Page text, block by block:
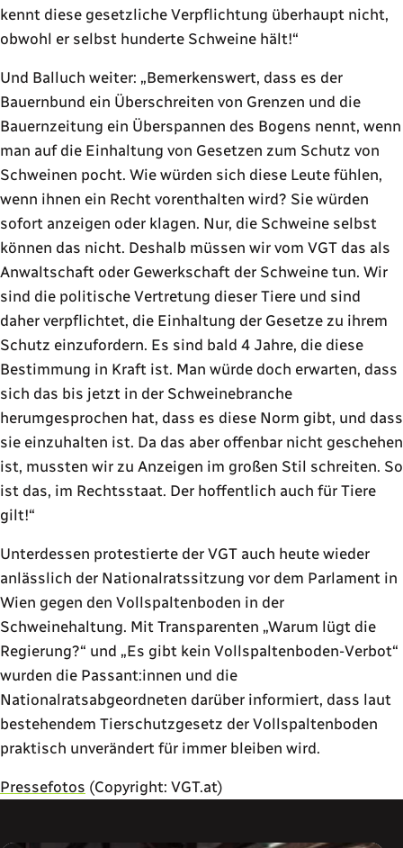
kennt diese gesetzliche Verpflichtung überhaupt nicht,
obwohl er selbst hunderte Schweine hält!“
Und Balluch weiter: „Bemerkenswert, dass es der
Bauernbund ein Überschreiten von Grenzen und die
Bauernzeitung ein Überspannen des Bogens nennt, wenn
man auf die Einhaltung von Gesetzen zum Schutz von
Schweinen pocht. Wie würden sich diese Leute fühlen,
wenn ihnen ein Recht vorenthalten wird? Sie würden
sofort anzeigen oder klagen. Nur, die Schweine selbst
können das nicht. Deshalb müssen wir vom VGT das als
Anwaltschaft oder Gewerkschaft der Schweine tun. Wir
sind die politische Vertretung dieser Tiere und sind
daher verpflichtet, die Einhaltung der Gesetze zu ihrem
Schutz einzufordern. Es sind bald 4 Jahre, die diese
Bestimmung in Kraft ist. Man würde doch erwarten, dass
sich das bis jetzt in der Schweinebranche
herumgesprochen hat, dass es diese Norm gibt, und dass
sie einzuhalten ist. Da das aber offenbar nicht geschehen
ist, mussten wir zu Anzeigen im großen Stil schreiten. So
ist das, im Rechtsstaat. Der hoffentlich auch für Tiere
gilt!“
Unterdessen protestierte der VGT auch heute wieder
anlässlich der Nationalratssitzung vor dem Parlament in
Wien gegen den Vollspaltenboden in der
Schweinehaltung. Mit Transparenten „Warum lügt die
Regierung?“ und „Es gibt kein Vollspaltenboden-Verbot“
wurden die Passant:innen und die
Nationalratsabgeordneten darüber informiert, dass laut
bestehendem Tierschutzgesetz der Vollspaltenboden
praktisch unverändert für immer bleiben wird.
Pressefotos (Copyright: VGT.at)